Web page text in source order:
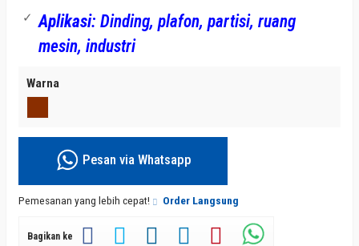
Aplikasi: Dinding, plafon, partisi, ruang
mesin, industri
Warna
Pesan via Whatsapp
Pemesanan yang lebih cepat! Order Langsung
Bagikan ke